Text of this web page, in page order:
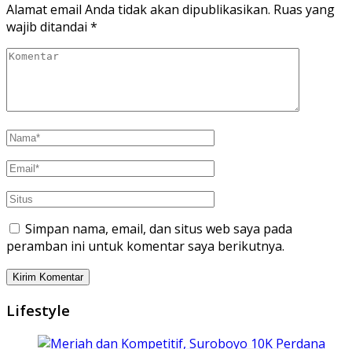
Alamat email Anda tidak akan dipublikasikan. Ruas yang
wajib ditandai *
Simpan nama, email, dan situs web saya pada
peramban ini untuk komentar saya berikutnya.
Lifestyle